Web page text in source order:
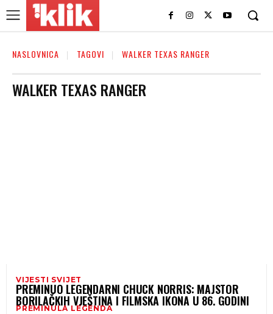
NASLOVNICA TAGOVI WALKER TEXAS RANGER
WALKER TEXAS RANGER
VIJESTI SVIJET
PREMINUO LEGENDARNI CHUCK NORRIS: MAJSTOR
BORILAČKIH VJEŠTINA I FILMSKA IKONA U 86. GODINI
PREMINULA LEGENDA